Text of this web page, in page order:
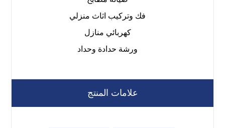
فك وتركيب اثاث منزلي
كهربائي منازل
ورشة حدادة وحداد
علامات المنتج